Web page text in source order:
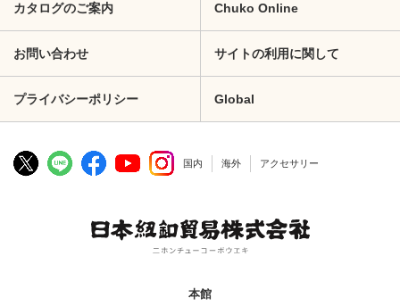
カタログのご案内 Chuko Online
お問い合わせ サイトの利用に関して
プライバシーポリシー Global
国内 海外 アクセサリー
本館